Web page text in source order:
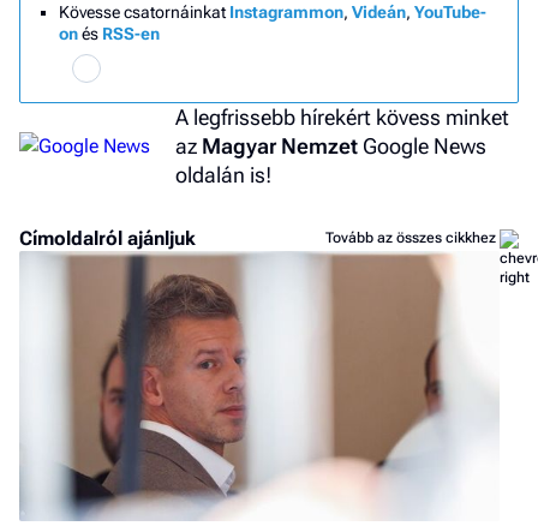
Kövesse csatornáinkat Instagrammon, Videán, YouTube-
onés RSS-en
A legfrissebb hírekért kövess minket
az Magyar Nemzet Google News
oldalán is!
Címoldalról ajánljuk Tovább az összes cikkhez